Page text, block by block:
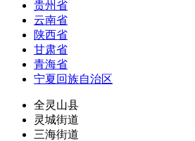
贵州省
云南省
陕西省
甘肃省
青海省
宁夏回族自治区
全灵山县
灵城街道
三海街道